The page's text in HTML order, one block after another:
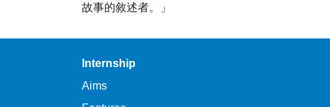
故事的敘述者。」
Internship
Aims